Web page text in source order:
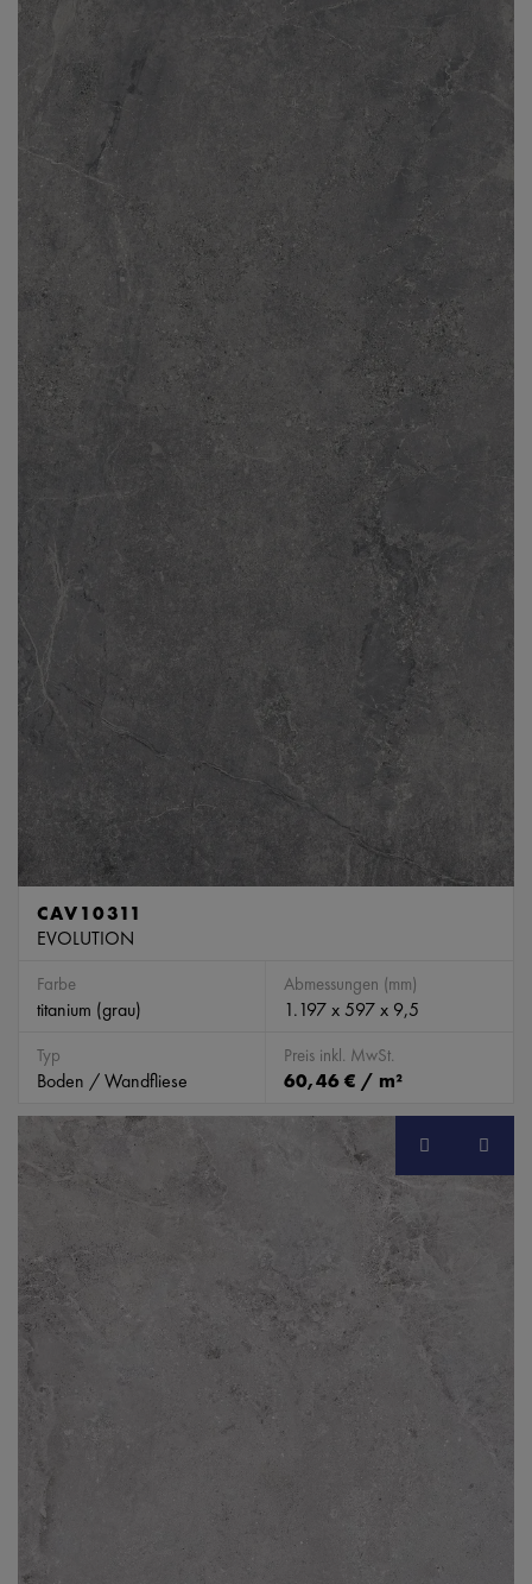
CAV10311
EVOLUTION
Farbe
titanium (grau)
Abmessungen (mm)
1.197 x 597 x 9,5
Typ
Boden / Wandfliese
Preis inkl. MwSt.
60,46 € / m²